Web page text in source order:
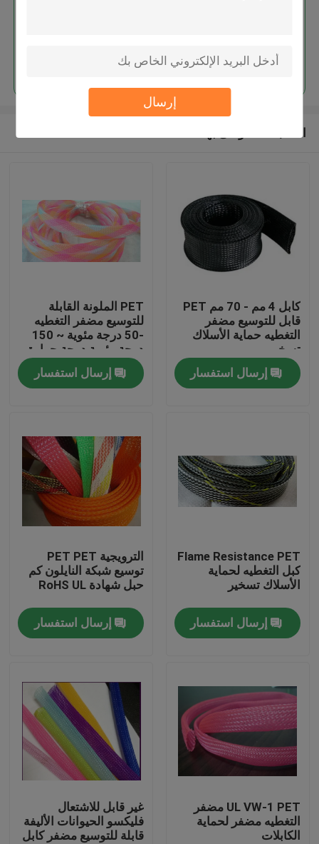
إرسال
منتجات
جولة في المعمل
مراقبة الجودة
اطلب اقتباس
مرن pvc أنبوب
أنابيب مرنة مموجة
استمر
المنتجات الموصى بها
كابل 4 مم - 70 مم PET
قابل للتوسيع مضفر
التغطيه حماية الأسلاك
تسخير
إرسال استفسار
PET الملونة القابلة
للتوسيع مضفر التغطيه
-50 درجة مئوية ~ 150
درجة مئوية درجة حرارة
العمل
إرسال استفسار
Flame Resistance PET
كبل التغطيه لحماية
الأسلاك تسخير
إرسال استفسار
الترويجية PET PET
توسيع شبكة النايلون كم
حبل شهادة RoHS UL
إرسال استفسار
UL VW-1 PET مضفر
التغطيه مضفر لحماية
الكابلات
غير قابل للاشتعال
فليكسو الحيوانات الأليفة
قابلة للتوسيع مضفر كابل